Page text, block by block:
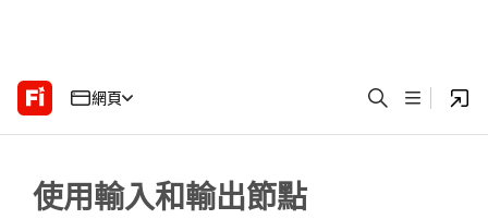
網頁
使用輸入和輸出節點